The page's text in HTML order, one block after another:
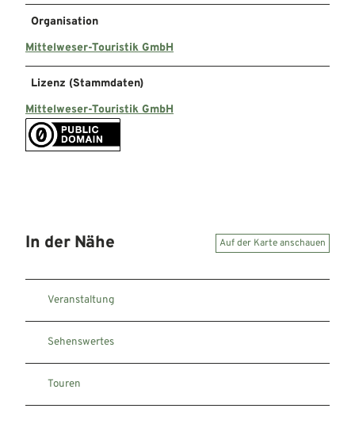
Organisation
Mittelweser-Touristik GmbH
Lizenz (Stammdaten)
Mittelweser-Touristik GmbH
In der Nähe Auf der Karte anschauen
Veranstaltung
Sehenswertes
Touren